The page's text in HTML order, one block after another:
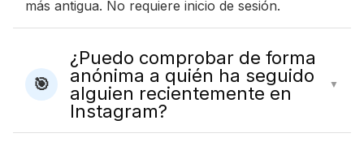
más antigua. No requiere inicio de sesión.
🎯
¿Puedo comprobar de forma
anónima a quién ha seguido
alguien recientemente en
Instagram?
▼